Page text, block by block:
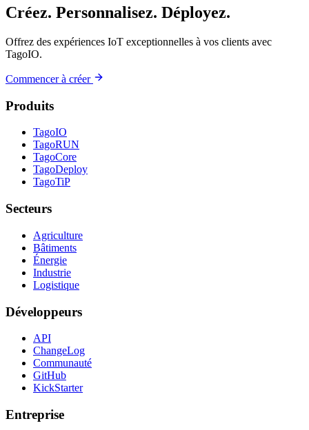
Créez. Personnalisez. Déployez.
Offrez des expériences IoT exceptionnelles à vos clients avec
TagoIO.
Commencer à créer
Produits
TagoIO
TagoRUN
TagoCore
TagoDeploy
TagoTiP
Secteurs
Agriculture
Bâtiments
Énergie
Industrie
Logistique
Développeurs
API
ChangeLog
Communauté
GitHub
KickStarter
Entreprise